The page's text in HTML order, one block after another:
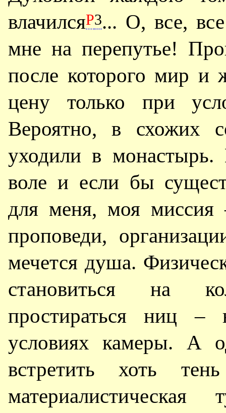
влачилсяР3... О, все,
мне на перепутье!
после которого мир и
цену только при
Вероятно, в схожих
уходили в
воле и если бы
для меня, моя
проповеди,
мечется душа.
становиться на
простираться ниц
условиях камеры. А
встретить хоть